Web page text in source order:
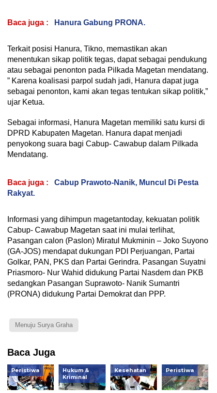
Baca juga : Hanura Gabung PRONA.
Terkait posisi Hanura, Tikno, memastikan akan
menentukan sikap politik tegas, dapat sebagai pendukung
atau sebagai penonton pada Pilkada Magetan mendatang.
” Karena koalisasi parpol sudah jadi, Hanura dapat juga
sebagai penonton, kami akan tegas tentukan sikap politik,”
ujar Ketua.
Sebagai informasi, Hanura Magetan memiliki satu kursi di
DPRD Kabupaten Magetan. Hanura dapat menjadi
penyokong suara bagi Cabup- Cawabup dalam Pilkada
Mendatang.
Baca juga :
Cabup Prawoto-Nanik, Muncul Di Pesta
Rakyat.
Informasi yang dihimpun magetantoday, kekuatan politik
Cabup- Cawabup Magetan saat ini mulai terlihat,
Pasangan calon (Paslon) Miratul Mukminin – Joko Suyono
(GA-JOS) mendapat dukungan PDI Perjuangan, Partai
Golkar, PAN, PKS dan Partai Gerindra. Pasangan Suyatni
Priasmoro- Nur Wahid didukung Partai Nasdem dan PKB
sedangkan Pasangan Suprawoto- Nanik Sumantri
(PRONA) didukung Partai Demokrat dan PPP.
Menuju Surya Graha
Baca Juga
Peristiwa
Hukum &
Kriminal
Kesehatan Peristiwa